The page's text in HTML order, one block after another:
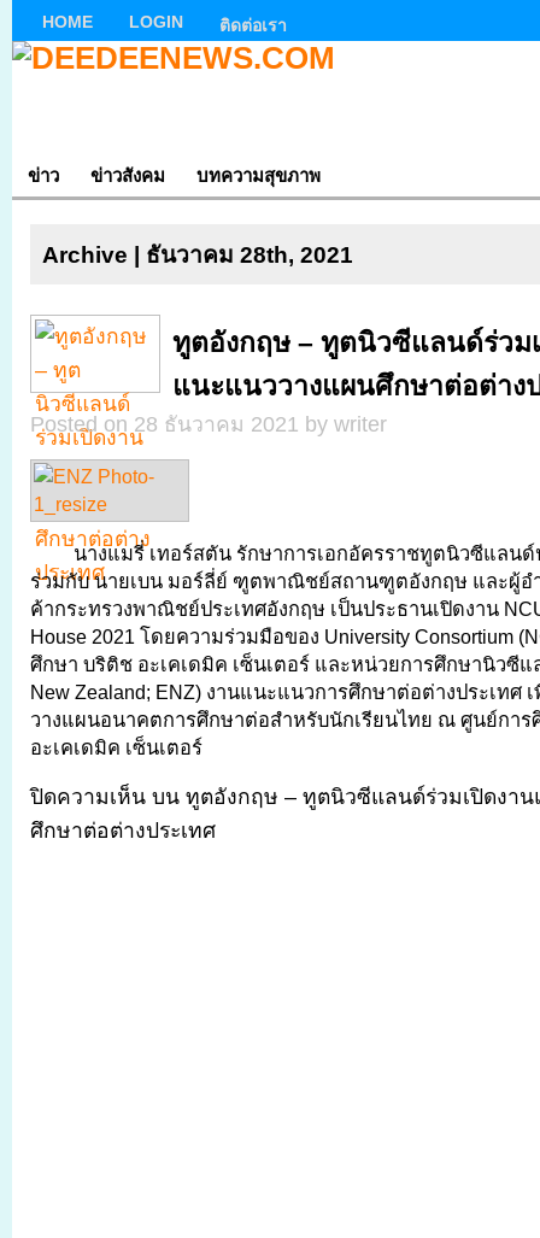
HOME LOGIN ติดต่อเรา
ข่าว ข่าวสังคม บทความสุขภาพ
Archive | ธันวาคม 28th, 2021
ทูตอังกฤษ – ทูตนิวซีแลนด์ร่วม
แนะแนววางแผนศึกษาต่อต่าง
Posted on 28 ธันวาคม 2021 by writer
นางแมรี่ เทอร์สตัน รักษาการเอกอัครราชทูตนิวซีแลนด์
ร่วมกับ นายเบน มอร์ลี่ย์ ฑูตพาณิชย์สถานฑูตอังกฤษ และผู้อ
ค้ากระทรวงพาณิชย์ประเทศอังกฤษ เป็นประธานเปิดงาน
House 2021 โดยความร่วมมือของ University Consortium
ศึกษา บริติช อะเคเดมิค เซ็นเตอร์ และหน่วยการศึกษานิวซีแ
New Zealand; ENZ) งานแนะแนวการศึกษาต่อต่างประเทศ
วางแผนอนาคตการศึกษาต่อสำหรับนักเรียนไทย ณ ศูนย์การ
อะเคเดมิค เซ็นเตอร์
ปิดความเห็น บน ทูตอังกฤษ – ทูตนิวซีแลนด์ร่วมเปิดงาน
ศึกษาต่อต่างประเทศ